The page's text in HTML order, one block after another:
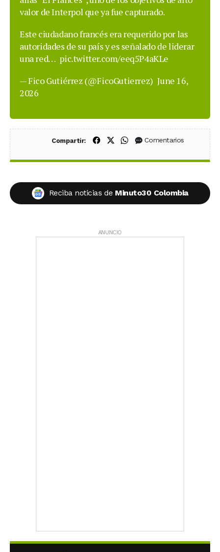
valor de Interpol que ya fue capturado.
Este ciudadano francés era requerido por las
autoridades de su país y es señalado de liderar
una red… pic.twitter.com/eeq5P4aKLe
— Fico Gutiérrez (@FicoGutierrez) June 16,
2026
Compartir: Compartir en Facebook
Compartir en X (Twitter)
Compartir en WhatsApp
Comentarios
Reciba noticias de Minuto30 Colombia
ANUNCIO